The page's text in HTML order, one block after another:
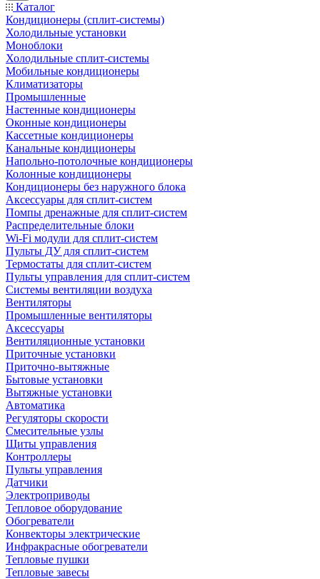
Каталог
Кондиционеры (сплит-системы)
Холодильные установки
Моноблоки
Холодильные сплит-системы
Мобильные кондиционеры
Климатизаторы
Промышленные
Настенные кондиционеры
Оконные кондиционеры
Кассетные кондиционеры
Канальные кондиционеры
Напольно-потолочные кондиционеры
Колонные кондиционеры
Кондиционеры без наружного блока
Аксессуары для сплит-систем
Помпы дренажные для сплит-систем
Распределительные блоки
Wi-Fi модули для сплит-систем
Пульты ДУ для сплит-систем
Термостаты для сплит-систем
Пульты управления для сплит-систем
Системы вентиляции воздуха
Вентиляторы
Промышленные вентиляторы
Аксессуары
Вентиляционные установки
Приточные установки
Приточно-вытяжные
Бытовые установки
Вытяжные установки
Автоматика
Регуляторы скорости
Смесительные узлы
Щиты управления
Контроллеры
Пульты управления
Датчики
Электроприводы
Тепловое оборудование
Обогреватели
Конвекторы электрические
Инфракрасные обогреватели
Тепловые пушки
Тепловые завесы